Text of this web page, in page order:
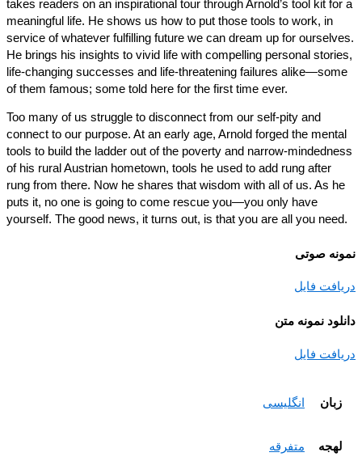
takes readers on an inspirational tour through Arnold’s tool kit
meaningful life. He shows us how to put those tools to work, in
service of whatever fulfilling future we can dream up for
He brings his insights to vivid life with compelling personal
life-changing successes and life-threatening failures
of them famous; some told here for the first time ever.
Too many of us struggle to disconnect from our self-pity and
connect to our purpose. At an early age, Arnold forged the
tools to build the ladder out of the poverty and narrow-
of his rural Austrian hometown, tools he used to add rung after
rung from there. Now he shares that wisdom with all of us. As
puts it, no one is going to come rescue you—you only have
yourself. The good news, it turns out, is that you are all you
صوتی
فایل
نمونه متن
فایل
انگلیسی
متفرقه